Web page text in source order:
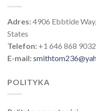
Adres:4906 Ebbtide
States
Telefon: +1 646 868 9032
E-mail:
POLITYKA